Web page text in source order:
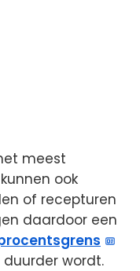
meest
ook
of recepturen
daardoor een
wordt.